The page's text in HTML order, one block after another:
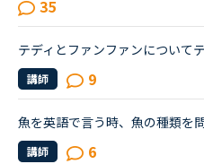
35
講師 9
講師 6